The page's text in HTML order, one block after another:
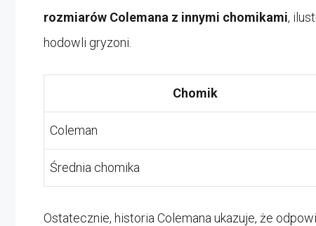
rozmiarów Colemana z innymi chomikami,
hodowli gryzoni.
Chomik
Coleman
Średnia chomika
Ostatecznie, historia Colemana ukazuje, że